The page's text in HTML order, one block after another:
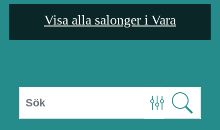
Visa alla salonger i Vara